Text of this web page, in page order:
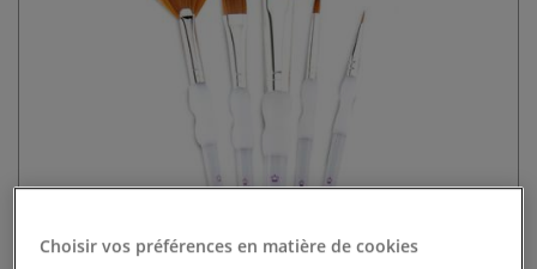
Choisir vos préférences en matière de cookies